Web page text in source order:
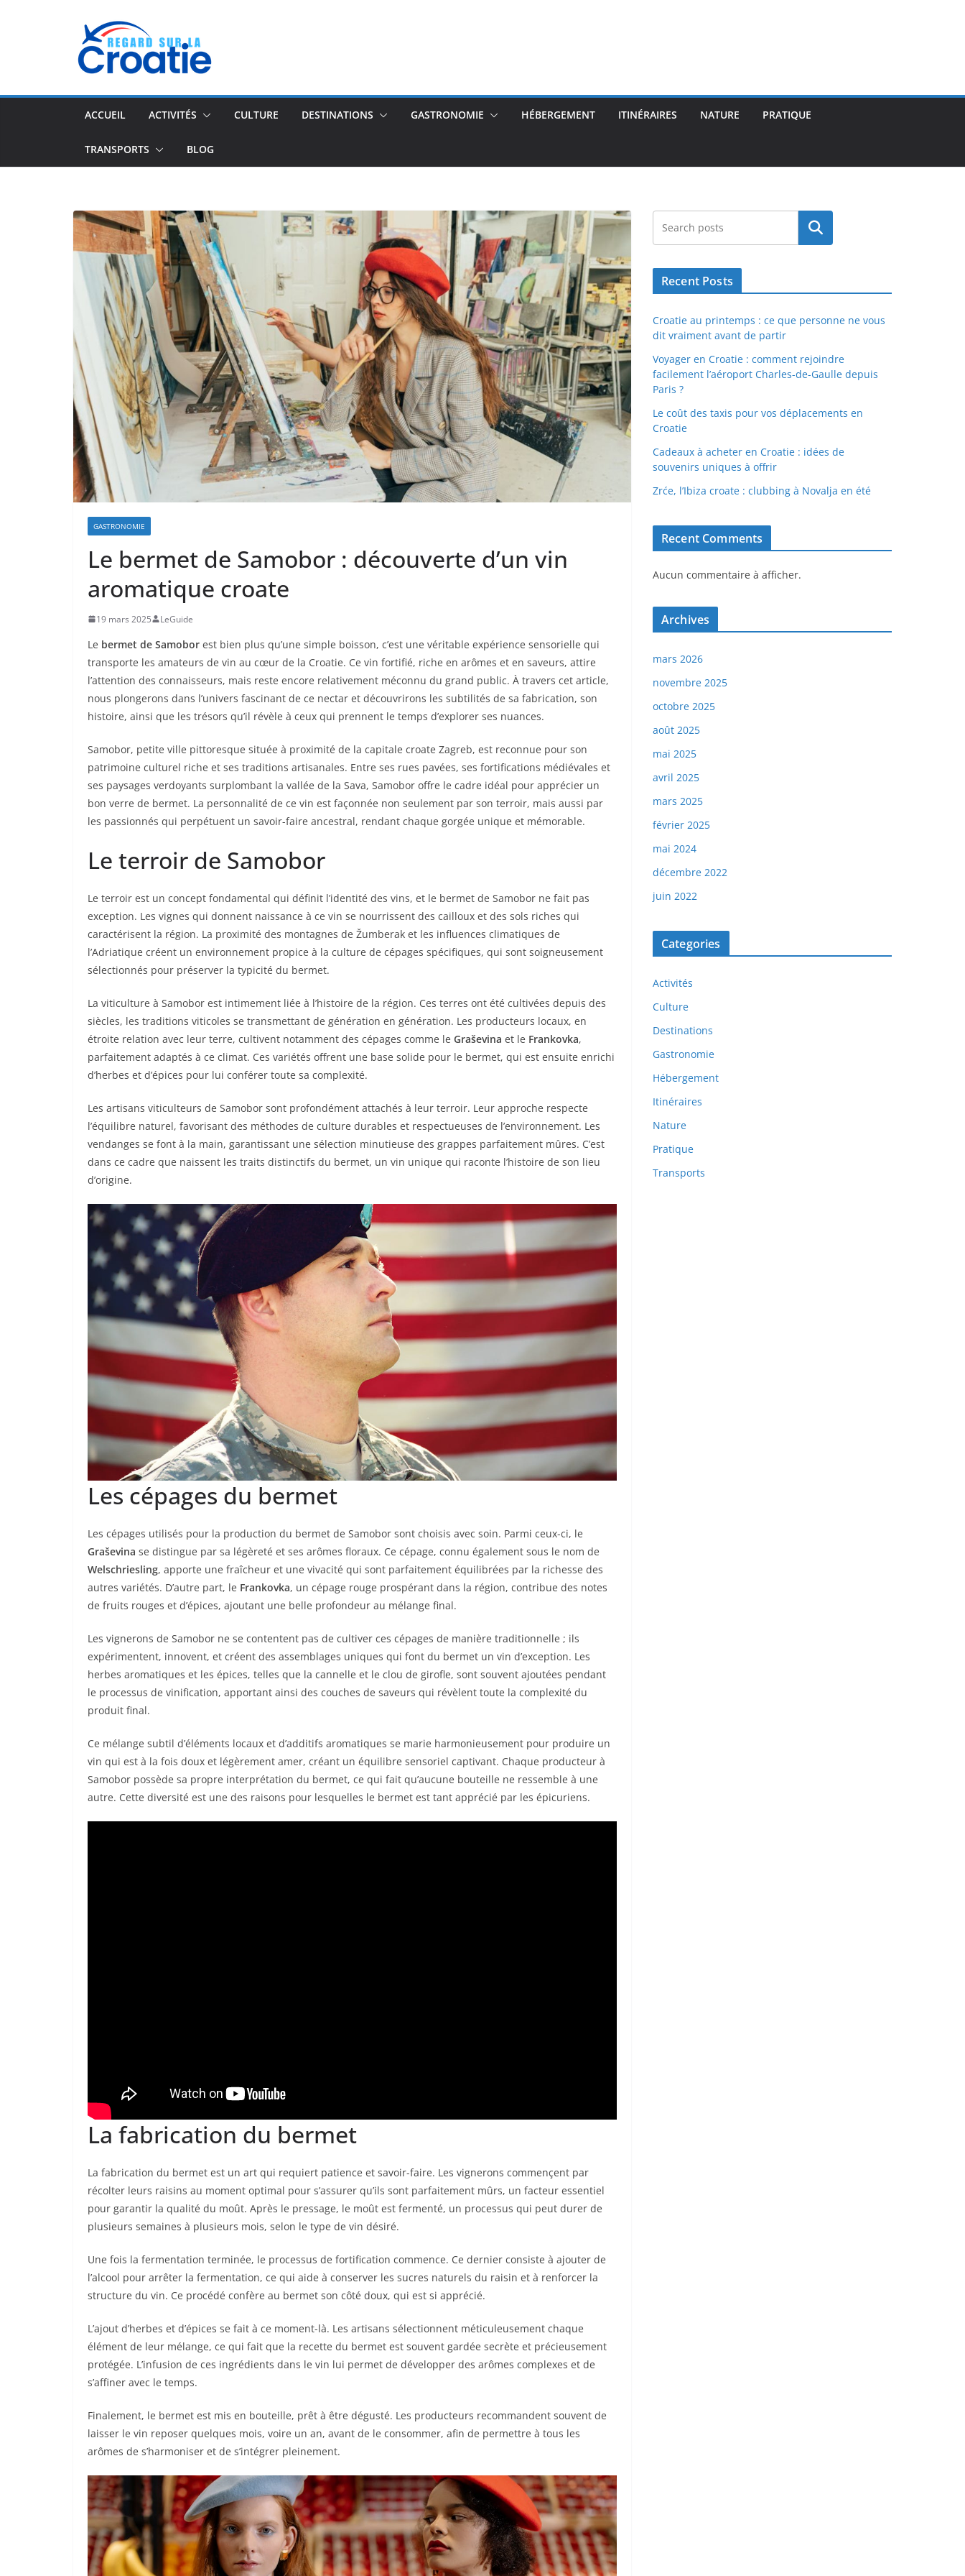
ACCUEIL ACTIVITÉS CULTURE DESTINATIONS GASTRONOMIE HÉBERGEMENT ITINÉRAIRES NATURE PRATIQUE
TRANSPORTS BLOG
GASTRONOMIE
Le bermet de Samobor : découverte d’un vin
aromatique croate
19 mars 2025 LeGuide
Le bermet de Samobor est bien plus qu’une simple boisson, c’est une véritable expérience sensorielle qui
transporte les amateurs de vin au cœur de la Croatie. Ce vin fortifié, riche en arômes et en saveurs, attire
l’attention des connaisseurs, mais reste encore relativement méconnu du grand public. À travers cet article,
nous plongerons dans l’univers fascinant de ce nectar et découvrirons les subtilités de sa fabrication, son
histoire, ainsi que les trésors qu’il révèle à ceux qui prennent le temps d’explorer ses nuances.
Samobor, petite ville pittoresque située à proximité de la capitale croate Zagreb, est reconnue pour son
patrimoine culturel riche et ses traditions artisanales. Entre ses rues pavées, ses fortifications médiévales et
ses paysages verdoyants surplombant la vallée de la Sava, Samobor offre le cadre idéal pour apprécier un
bon verre de bermet. La personnalité de ce vin est façonnée non seulement par son terroir, mais aussi par
les passionnés qui perpétuent un savoir-faire ancestral, rendant chaque gorgée unique et mémorable.
Le terroir de Samobor
Le terroir est un concept fondamental qui définit l’identité des vins, et le bermet de Samobor ne fait pas
exception. Les vignes qui donnent naissance à ce vin se nourrissent des cailloux et des sols riches qui
caractérisent la région. La proximité des montagnes de Žumberak et les influences climatiques de
l’Adriatique créent un environnement propice à la culture de cépages spécifiques, qui sont soigneusement
sélectionnés pour préserver la typicité du bermet.
La viticulture à Samobor est intimement liée à l’histoire de la région. Ces terres ont été cultivées depuis des
siècles, les traditions viticoles se transmettant de génération en génération. Les producteurs locaux, en
étroite relation avec leur terre, cultivent notamment des cépages comme le Graševina et le Frankovka,
parfaitement adaptés à ce climat. Ces variétés offrent une base solide pour le bermet, qui est ensuite enrichi
d’herbes et d’épices pour lui conférer toute sa complexité.
Les artisans viticulteurs de Samobor sont profondément attachés à leur terroir. Leur approche respecte
l’équilibre naturel, favorisant des méthodes de culture durables et respectueuses de l’environnement. Les
vendanges se font à la main, garantissant une sélection minutieuse des grappes parfaitement mûres. C’est
dans ce cadre que naissent les traits distinctifs du bermet, un vin unique qui raconte l’histoire de son lieu
d’origine.
Les cépages du bermet
Les cépages utilisés pour la production du bermet de Samobor sont choisis avec soin. Parmi ceux-ci, le
Graševina se distingue par sa légèreté et ses arômes floraux. Ce cépage, connu également sous le nom de
Welschriesling, apporte une fraîcheur et une vivacité qui sont parfaitement équilibrées par la richesse des
autres variétés. D’autre part, le Frankovka, un cépage rouge prospérant dans la région, contribue des notes
de fruits rouges et d’épices, ajoutant une belle profondeur au mélange final.
Les vignerons de Samobor ne se contentent pas de cultiver ces cépages de manière traditionnelle ; ils
expérimentent, innovent, et créent des assemblages uniques qui font du bermet un vin d’exception. Les
herbes aromatiques et les épices, telles que la cannelle et le clou de girofle, sont souvent ajoutées pendant
le processus de vinification, apportant ainsi des couches de saveurs qui révèlent toute la complexité du
produit final.
Ce mélange subtil d’éléments locaux et d’additifs aromatiques se marie harmonieusement pour produire un
vin qui est à la fois doux et légèrement amer, créant un équilibre sensoriel captivant. Chaque producteur à
Samobor possède sa propre interprétation du bermet, ce qui fait qu’aucune bouteille ne ressemble à une
autre. Cette diversité est une des raisons pour lesquelles le bermet est tant apprécié par les épicuriens.
La fabrication du bermet
La fabrication du bermet est un art qui requiert patience et savoir-faire. Les vignerons commençent par
récolter leurs raisins au moment optimal pour s’assurer qu’ils sont parfaitement mûrs, un facteur essentiel
pour garantir la qualité du moût. Après le pressage, le moût est fermenté, un processus qui peut durer de
plusieurs semaines à plusieurs mois, selon le type de vin désiré.
Une fois la fermentation terminée, le processus de fortification commence. Ce dernier consiste à ajouter de
l’alcool pour arrêter la fermentation, ce qui aide à conserver les sucres naturels du raisin et à renforcer la
structure du vin. Ce procédé confère au bermet son côté doux, qui est si apprécié.
L’ajout d’herbes et d’épices se fait à ce moment-là. Les artisans sélectionnent méticuleusement chaque
élément de leur mélange, ce qui fait que la recette du bermet est souvent gardée secrète et précieusement
protégée. L’infusion de ces ingrédients dans le vin lui permet de développer des arômes complexes et de
s’affiner avec le temps.
Finalement, le bermet est mis en bouteille, prêt à être dégusté. Les producteurs recommandent souvent de
laisser le vin reposer quelques mois, voire un an, avant de le consommer, afin de permettre à tous les
arômes de s’harmoniser et de s’intégrer pleinement.
Rechercher
Recent Posts
Croatie au printemps : ce que personne ne vous
dit vraiment avant de partir
Voyager en Croatie : comment rejoindre
facilement l’aéroport Charles-de-Gaulle depuis
Paris ?
Le coût des taxis pour vos déplacements en
Croatie
Cadeaux à acheter en Croatie : idées de
souvenirs uniques à offrir
Zrće, l’Ibiza croate : clubbing à Novalja en été
Recent Comments
Aucun commentaire à afficher.
Archives
mars 2026
novembre 2025
octobre 2025
août 2025
mai 2025
avril 2025
mars 2025
février 2025
mai 2024
décembre 2022
juin 2022
Categories
Activités
Culture
Destinations
Gastronomie
Hébergement
Itinéraires
Nature
Pratique
Transports